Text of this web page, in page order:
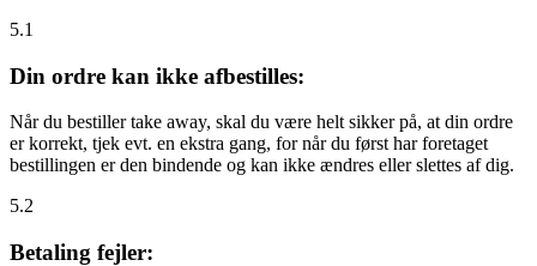
5.1
Din ordre kan ikke afbestilles:
Når du bestiller take away, skal du være helt sikker på, at din ordre
er korrekt, tjek evt. en ekstra gang, for når du først har foretaget
bestillingen er den bindende og kan ikke ændres eller slettes af dig.
5.2
Betaling fejler: